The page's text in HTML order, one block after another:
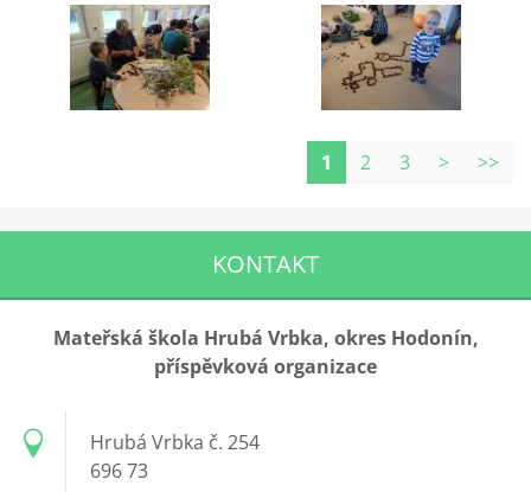
1 2 3 > >>
KONTAKT
Mateřská škola Hrubá Vrbka, okres Hodonín,
příspěvková organizace
Hrubá Vrbka č. 254
696 73